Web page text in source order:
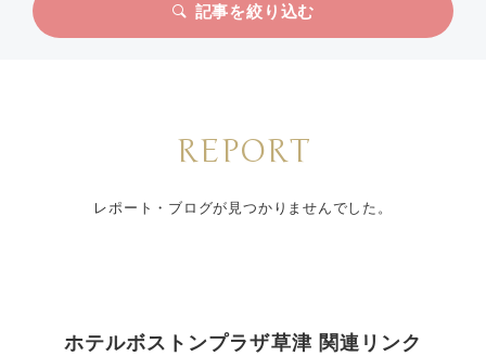
記事を絞り込む
REPORT
レポート・ブログが見つかりませんでした。
ホテルボストンプラザ草津 関連リンク